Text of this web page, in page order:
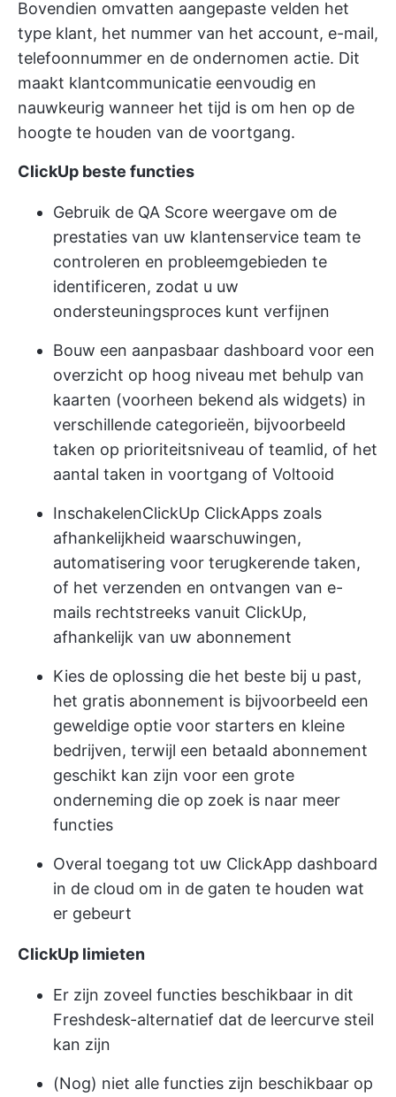
Bovendien omvatten aangepaste velden het
type klant, het nummer van het account, e-mail,
telefoonnummer en de ondernomen actie. Dit
maakt klantcommunicatie eenvoudig en
nauwkeurig wanneer het tijd is om hen op de
hoogte te houden van de voortgang.
ClickUp beste functies
Gebruik de QA Score weergave om de
prestaties van uw klantenservice team te
controleren en probleemgebieden te
identificeren, zodat u uw
ondersteuningsproces kunt verfijnen
Bouw een aanpasbaar dashboard voor een
overzicht op hoog niveau met behulp van
kaarten (voorheen bekend als widgets) in
verschillende categorieën, bijvoorbeeld
taken op prioriteitsniveau of teamlid, of het
aantal taken in voortgang of Voltooid
InschakelenClickUp ClickApps zoals
afhankelijkheid waarschuwingen,
automatisering voor terugkerende taken,
of het verzenden en ontvangen van e-
mails rechtstreeks vanuit ClickUp,
afhankelijk van uw abonnement
Kies de oplossing die het beste bij u past,
het gratis abonnement is bijvoorbeeld een
geweldige optie voor starters en kleine
bedrijven, terwijl een betaald abonnement
geschikt kan zijn voor een grote
onderneming die op zoek is naar meer
functies
Overal toegang tot uw ClickApp dashboard
in de cloud om in de gaten te houden wat
er gebeurt
ClickUp limieten
Er zijn zoveel functies beschikbaar in dit
Freshdesk-alternatief dat de leercurve steil
kan zijn
(Nog) niet alle functies zijn beschikbaar op